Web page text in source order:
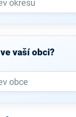
vaší obci?